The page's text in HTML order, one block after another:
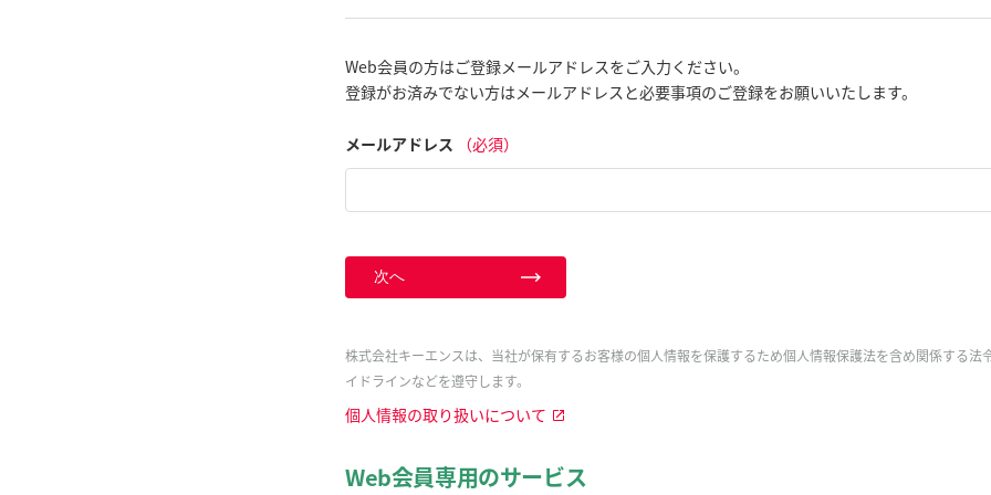
Web会員の方はご登録メールアドレスをご入力ください。
登録がお済みでない方はメールアドレスと必要事項のご登録をお願いいたします。
メールアドレス （必須）
次へ
株式会社キーエンスは、当社が保有するお客様の個人情報を保護するため個人情報保護法を含め関係する法
イドラインなどを遵守します。
個人情報の取り扱いについて
Web会員専用のサービス